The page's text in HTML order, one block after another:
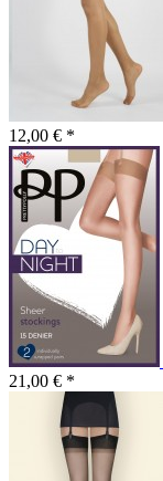
12,00 € *
21,00 € *